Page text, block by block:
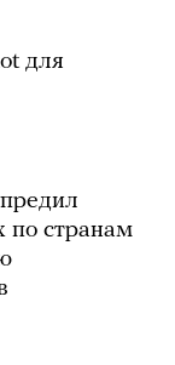
для
по странам